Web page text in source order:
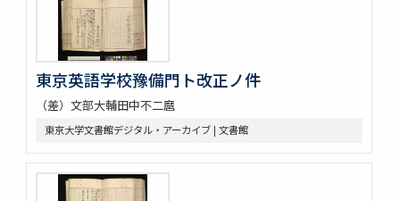
東京英語学校豫備門ト改正ノ件
（差）文部大輔田中不二麿
東京大学文書館デジタル・アーカイブ | 文書館